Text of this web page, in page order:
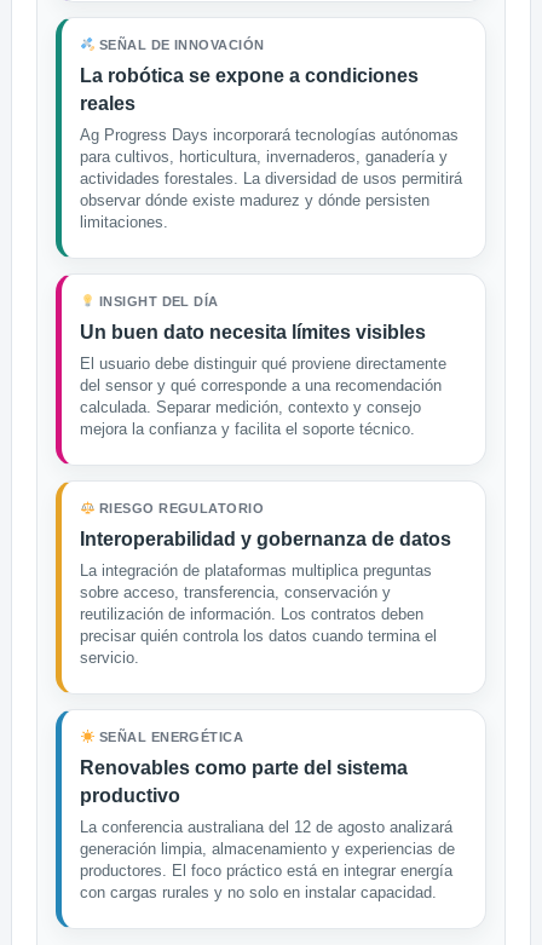
SEÑAL DE INNOVACIÓN
La robótica se expone a condiciones
reales
Ag Progress Days incorporará tecnologías autónomas
para cultivos, horticultura, invernaderos, ganadería y
actividades forestales. La diversidad de usos permitirá
observar dónde existe madurez y dónde persisten
limitaciones.
INSIGHT DEL DÍA
Un buen dato necesita límites visibles
El usuario debe distinguir qué proviene directamente
del sensor y qué corresponde a una recomendación
calculada. Separar medición, contexto y consejo
mejora la confianza y facilita el soporte técnico.
RIESGO REGULATORIO
Interoperabilidad y gobernanza de datos
La integración de plataformas multiplica preguntas
sobre acceso, transferencia, conservación y
reutilización de información. Los contratos deben
precisar quién controla los datos cuando termina el
servicio.
SEÑAL ENERGÉTICA
Renovables como parte del sistema
productivo
La conferencia australiana del 12 de agosto analizará
generación limpia, almacenamiento y experiencias de
productores. El foco práctico está en integrar energía
con cargas rurales y no solo en instalar capacidad.